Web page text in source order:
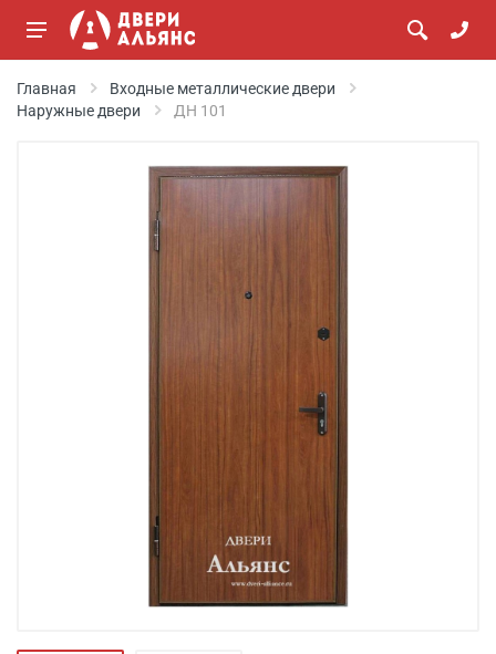
Главная
Входные металлические двери
Наружные двери
ДН 101